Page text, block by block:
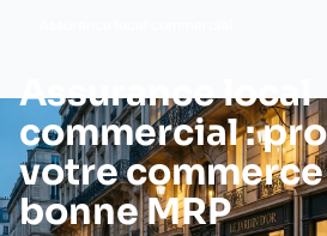
Assurance local
commercial :
votre commerce
bonne MRP